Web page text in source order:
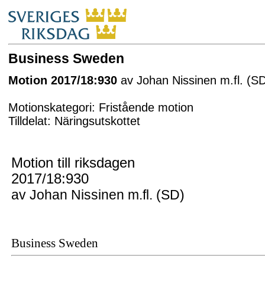
Business Sweden
Motion 2017/18:930 av Johan Nissinen m.fl.
Motionskategori: Fristående motion
Tilldelat: Näringsutskottet
Motion till riksdagen
2017/18:930
av Johan Nissinen m.fl. (SD)
Business Sweden